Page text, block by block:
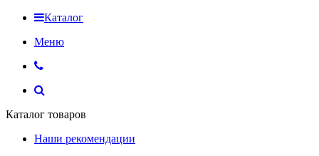
Каталог
Меню
Каталог товаров
Наши рекомендации